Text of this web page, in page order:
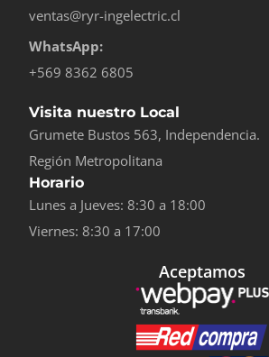
ventas@ryr-ingelectric.cl
WhatsApp:
+569 8362 6805
Visita nuestro Local
Grumete Bustos 563, Independencia.
Región Metropolitana
Horario
Lunes a Jueves: 8:30 a 18:00
Viernes: 8:30 a 17:00
Aceptamos